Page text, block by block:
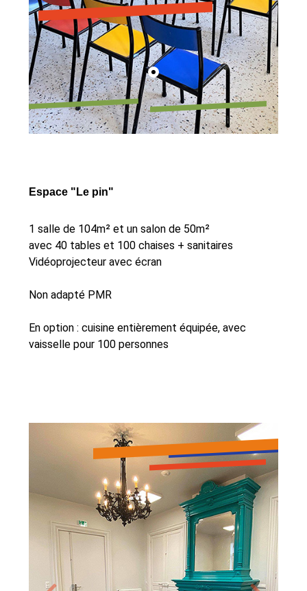
Espace "Le pin"
1 salle de 104m² et un salon de 50m²
avec 40 tables et 100 chaises + sanitaires
Vidéoprojecteur avec écran
Non adapté PMR
En option : cuisine entièrement équipée, avec
vaisselle pour 100 personnes